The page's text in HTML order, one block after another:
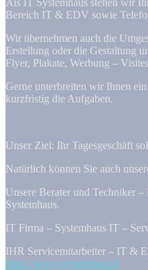
Bereich IT & EDV sowie
Wir übernehmen auch die
Erstellung oder die Gestaltung
Flyer, Plakate, Werbung –
Gerne unterbreiten wir Ihnen
kurzfristig die Aufgaben.
Unser Ziel: Ihr Tagesgeschäft
Natürlich können Sie auch
Unsere Berater und Techniker
Systemhaus.
IT Firma – Systemhaus IT –
IHR Servicemitarbeiter – IT &
https://www.systemhaus.it